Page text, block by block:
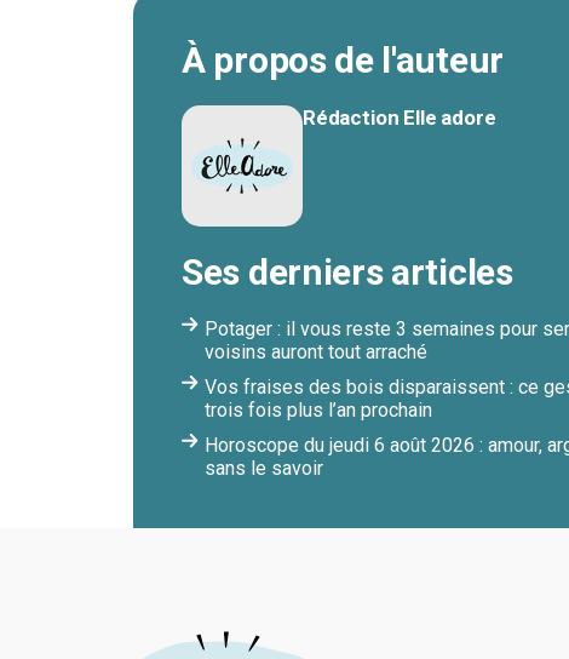
À propos de l'auteur
Rédaction Elle adore
Ses derniers articles
Potager : il vous reste 3 semaines pour
voisins auront tout arraché
Vos fraises des bois disparaissent : ce
trois fois plus l’an prochain
Horoscope du jeudi 6 août 2026 : amour,
sans le savoir